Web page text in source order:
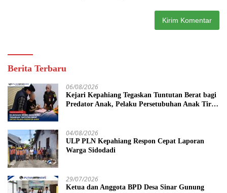
Berita Terbaru
06/08/2026
Kejari Kepahiang Tegaskan Tuntutan Berat bagi
Predator Anak, Pelaku Persetubuhan Anak Tiri
04/08/2026
ULP PLN Kepahiang Respon Cepat Laporan
Warga Sidodadi
29/07/2026
Ketua dan Anggota BPD Desa Sinar Gunung